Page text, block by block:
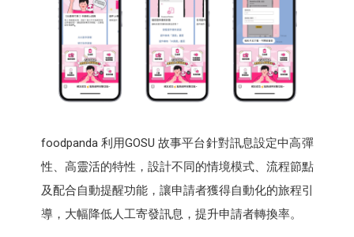
foodpanda 利用GOSU 故事平台針對訊息設定中高彈
性、高靈活的特性，設計不同的情境模式、流程節點
及配合自動提醒功能，讓申請者獲得自動化的旅程引
導，大幅降低人工寄發訊息，提升申請者轉換率。